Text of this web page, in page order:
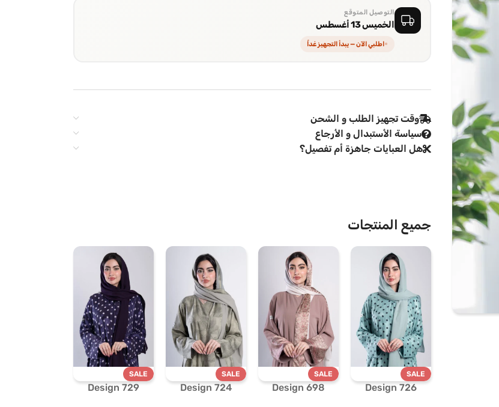
التوصيل المتوقع
الخميس 13 أغسطس
اطلبي الآن — يبدأ التجهيز غداً
وقت تجهيز الطلب و الشحن
سياسة الأستبدال و الأرجاع
هل العبايات جاهزة أم تفصيل؟
جميع المنتجات
SALE
Design 726
SALE
Design 698
SALE
Design 724
SALE
Design 729